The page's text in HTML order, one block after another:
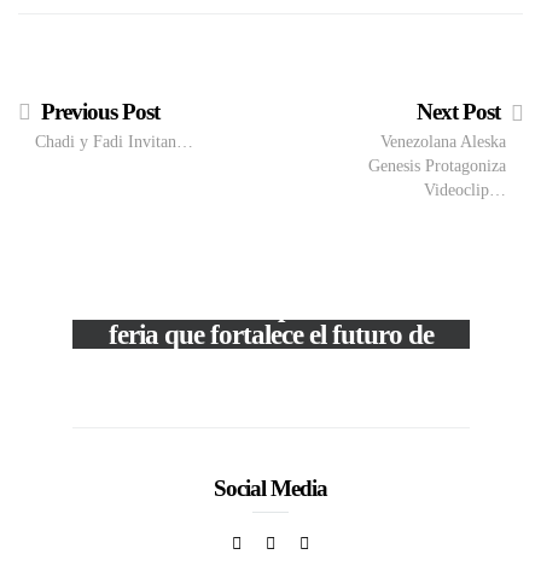
Previous Post
Chadi y Fadi Invitan…
Next Post
Venezolana Aleska
Genesis Protagoniza
Videoclip…
feria que fortalece el futuro de
Social Media